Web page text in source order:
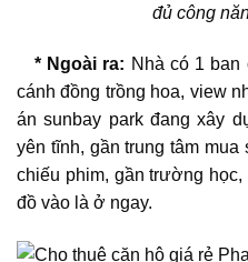
đủ công
* Ngoài ra: Nhà có 1
cánh đồng trồng hoa, view
án sunbay park đang xây
yên tĩnh, gần trung tâm
chiếu phim, gần trường
đồ vào là ở ngay.